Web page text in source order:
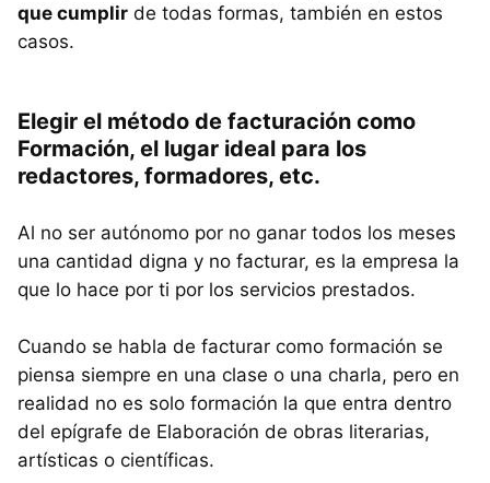
que cumplir de todas formas, también en estos
casos.
Elegir el método de facturación como
Formación, el lugar ideal para los
redactores, formadores, etc.
Al no ser autónomo por no ganar todos los meses
una cantidad digna y no facturar, es la empresa la
que lo hace por ti por los servicios prestados.
Cuando se habla de facturar como formación se
piensa siempre en una clase o una charla, pero en
realidad no es solo formación la que entra dentro
del epígrafe de Elaboración de obras literarias,
artísticas o científicas.